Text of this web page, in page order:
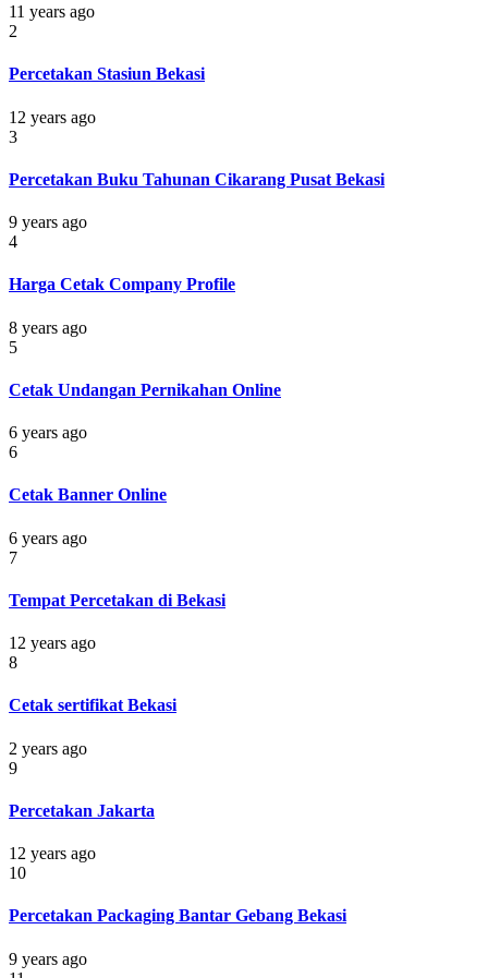
11 years ago
2
Percetakan Stasiun Bekasi
12 years ago
3
Percetakan Buku Tahunan Cikarang Pusat Bekasi
9 years ago
4
Harga Cetak Company Profile
8 years ago
5
Cetak Undangan Pernikahan Online
6 years ago
6
Cetak Banner Online
6 years ago
7
Tempat Percetakan di Bekasi
12 years ago
8
Cetak sertifikat Bekasi
2 years ago
9
Percetakan Jakarta
12 years ago
10
Percetakan Packaging Bantar Gebang Bekasi
9 years ago